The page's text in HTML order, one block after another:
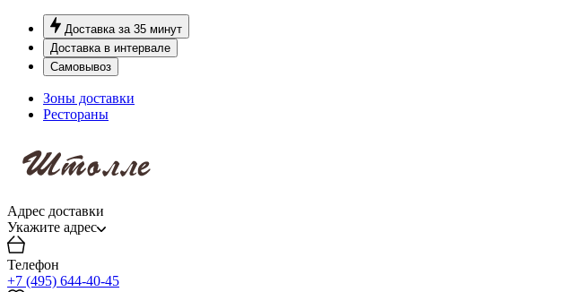
Доставка за 35 минут
Доставка в интервале
Самовывоз
Зоны доставки
Рестораны
Адрес доставки
Укажите адрес
Телефон
+7 (495) 644-40-45